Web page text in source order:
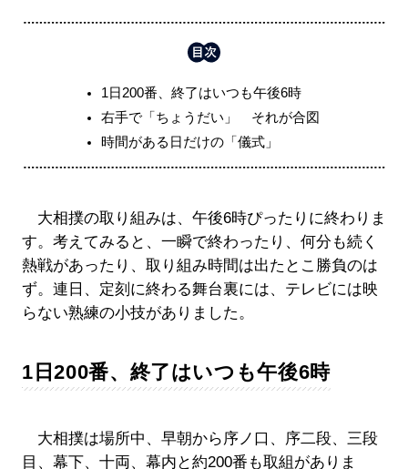
1日200番、終了はいつも午後6時
右手で「ちょうだい」 それが合図
時間がある日だけの「儀式」
大相撲の取り組みは、午後6時ぴったりに終わりま
す。考えてみると、一瞬で終わったり、何分も続く
熱戦があったり、取り組み時間は出たとこ勝負のは
ず。連日、定刻に終わる舞台裏には、テレビには映
らない熟練の小技がありました。
1日200番、終了はいつも午後6時
大相撲は場所中、早朝から序ノ口、序二段、三段
目、幕下、十両、幕内と約200番も取組がありま